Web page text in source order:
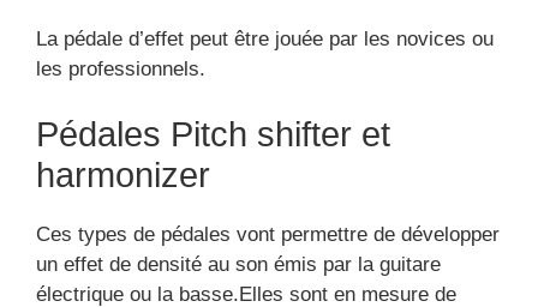
La pédale d’effet peut être jouée par les novices ou
les professionnels.
Pédales Pitch shifter et
harmonizer
Ces types de pédales vont permettre de développer
un effet de densité au son émis par la guitare
électrique ou la basse.Elles sont en mesure de